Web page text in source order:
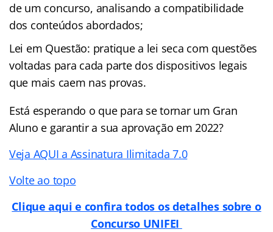
de um concurso, analisando a compatibilidade
dos conteúdos abordados;
Lei em Questão: pratique a lei seca com questões
voltadas para cada parte dos dispositivos legais
que mais caem nas provas.
Está esperando o que para se tornar um Gran
Aluno e garantir a sua aprovação em 2022?
Veja AQUI a Assinatura Ilimitada 7.0
Volte ao topo
Clique aqui e confira todos os detalhes sobre o
Concurso UNIFEI